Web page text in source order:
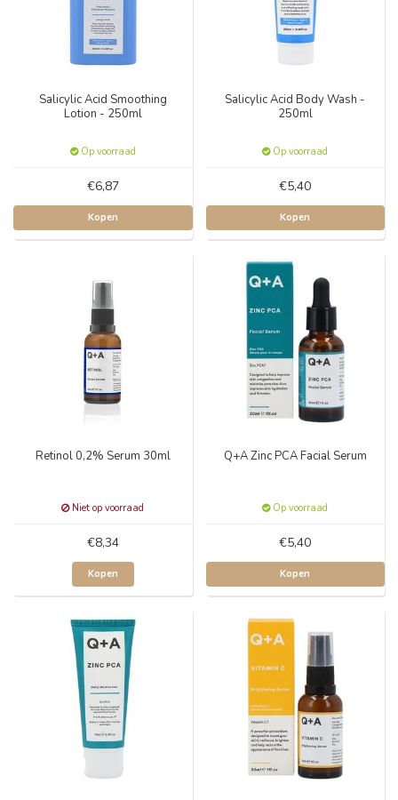
Salicylic Acid Smoothing
Lotion - 250ml
Op voorraad
€6,87
Kopen
Salicylic Acid Body Wash -
250ml
Op voorraad
€5,40
Kopen
Retinol 0,2% Serum 30ml
Niet op voorraad
€8,34
Kopen
Q+A Zinc PCA Facial Serum
Op voorraad
€5,40
Kopen